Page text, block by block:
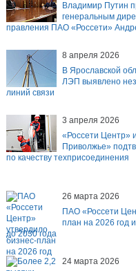
Владимир Путин
генеральным
правления ПАО «Россети»
8 апреля 2026
В Ярославской
ЛЭП выявлено
линий связи
3 апреля 2026
«Россети Центр»
Приволжье»
по качеству техприсоединения
26 марта 2026
ПАО «Россети
план на 2026 год
до 2030 года
24 марта 2026